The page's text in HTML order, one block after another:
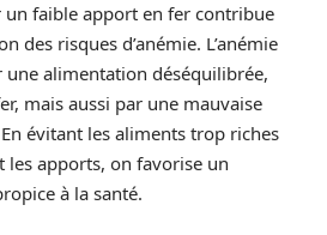
faible apport en fer contribue
des risques d’anémie. L’anémie
une alimentation déséquilibrée,
mais aussi par une mauvaise
évitant les aliments trop riches
les apports, on favorise un
à la santé.